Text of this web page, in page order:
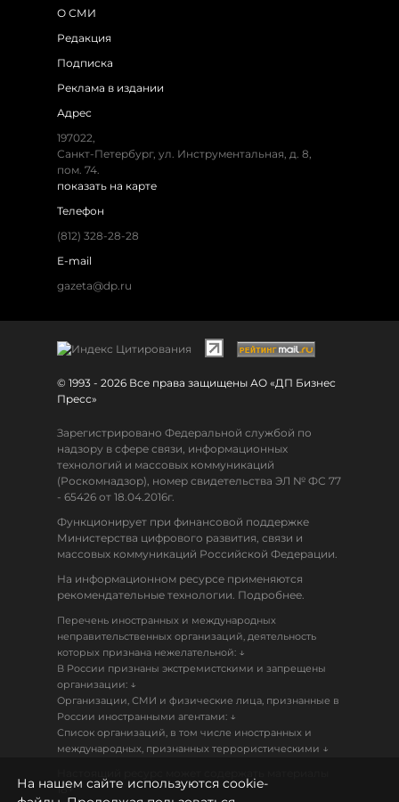
О СМИ
Редакция
Подписка
Реклама в издании
Адрес
197022,
Санкт-Петербург, ул. Инструментальная, д. 8,
пом. 74.
показать на карте
Телефон
(812) 328-28-28
E-mail
gazeta@dp.ru
© 1993 - 2026 Все права защищены АО «ДП Бизнес
Пресс»
Зарегистрировано Федеральной службой по
надзору в сфере связи, информационных
технологий и массовых коммуникаций
(Роскомнадзор), номер свидетельства ЭЛ № ФС 77
- 65426 от 18.04.2016г.
Функционирует при финансовой поддержке
Министерства цифрового развития, связи и
массовых коммуникаций Российской Федерации.
На информационном ресурсе применяются
рекомендательные технологии. Подробнее.
Перечень иностранных и международных
неправительственных организаций, деятельность
которых признана нежелательной: ↓
В России признаны экстремистскими и запрещены
организации: ↓
Организации, СМИ и физические лица, признанные в
России иностранными агентами: ↓
Список организаций, в том числе иностранных и
международных, признанных террористическими ↓
18+
На нашем сайте используются cookie-